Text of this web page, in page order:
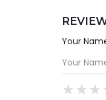
Your
★
★★
★★★
★★★
★★★